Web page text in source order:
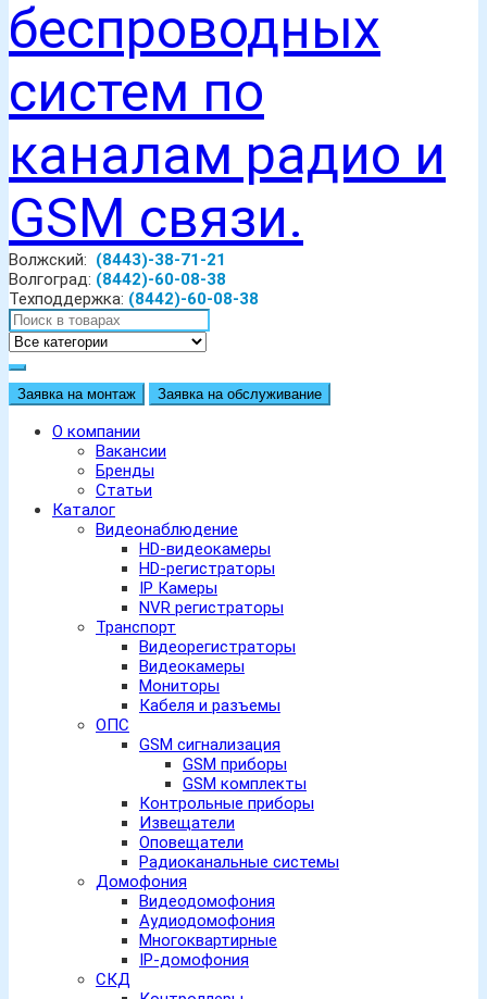
Волжский: (8443)-38-71-21
Волгоград: (8442)-60-08-38
Техподдержка: (8442)-60-08-38
Заявка на монтаж Заявка на обслуживание
О компании
Вакансии
Бренды
Статьи
Каталог
Видеонаблюдение
HD-видеокамеры
HD-регистраторы
IP Камеры
NVR регистраторы
Транспорт
Видеорегистраторы
Видеокамеры
Мониторы
Кабеля и разъемы
ОПС
GSM сигнализация
GSM приборы
GSM комплекты
Контрольные приборы
Извещатели
Оповещатели
Радиоканальные системы
Домофония
Видеодомофония
Аудиодомофония
Многоквартирные
IP-домофония
СКД